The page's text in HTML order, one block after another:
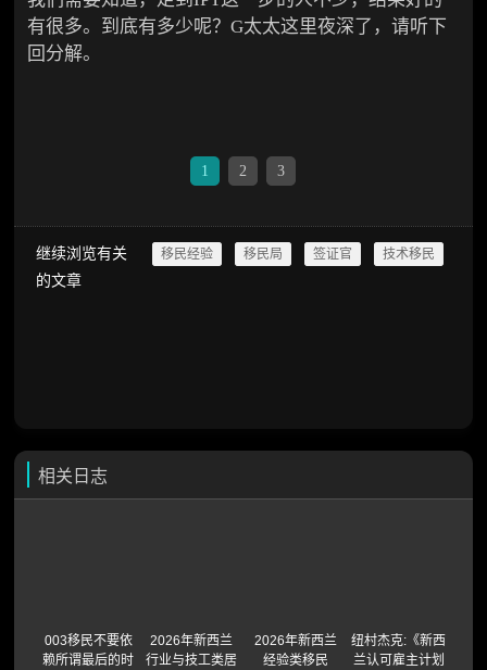
有很多。到底有多少呢？G太太这里夜深了，请听下
回分解。
1 2 3
继续浏览有关 移民经验 移民局 签证官 技术移民
的文章
相关日志
003移民不要依
赖所谓最后的时
2026年新西兰
行业与技工类居
2026年新西兰
经验类移民
纽村杰克:《新西
兰认可雇主计划